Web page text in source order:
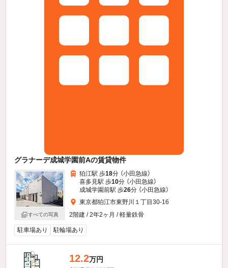
グラナーデ成城学園前Aの賃貸物件
すべての写真
狛江駅 歩18分 （小田急線）
喜多見駅 歩10分 （小田急線）
成城学園前駅 歩26分 （小田急線）
東京都狛江市東野川１丁目30-16
2階建 / 2年2ヶ月 / 軽量鉄骨
駐車場あり 駐輪場あり
12.2万円